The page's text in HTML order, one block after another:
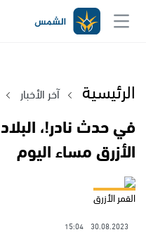
الرئيسية آخر الأخبار
في حدث نادر!،
الأزرق مساء اليوم
القمر الأزرق
30.08.2023
15:04